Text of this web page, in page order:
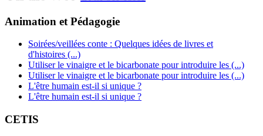
Animation et Pédagogie
Soirées/veillées conte : Quelques idées de livres et
d'histoires (...)
Utiliser le vinaigre et le bicarbonate pour introduire les (...)
Utiliser le vinaigre et le bicarbonate pour introduire les (...)
L'être humain est-il si unique ?
L'être humain est-il si unique ?
CETIS